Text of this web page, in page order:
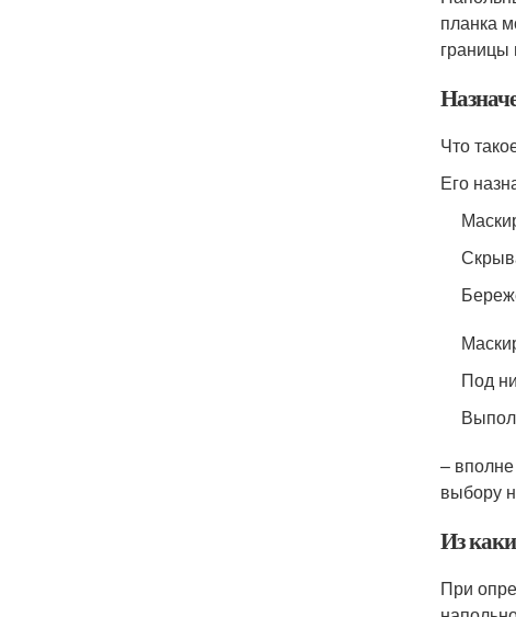
планка
границы
Что
Его
Под
–
выбору
Из
При